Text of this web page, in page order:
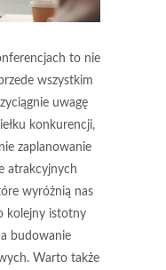
to nie
wszystkim
uwagę
konkurencji,
zaplanowanie
atrakcyjnych
wyróżnią nas
kolejny istotny
budowanie
Warto także